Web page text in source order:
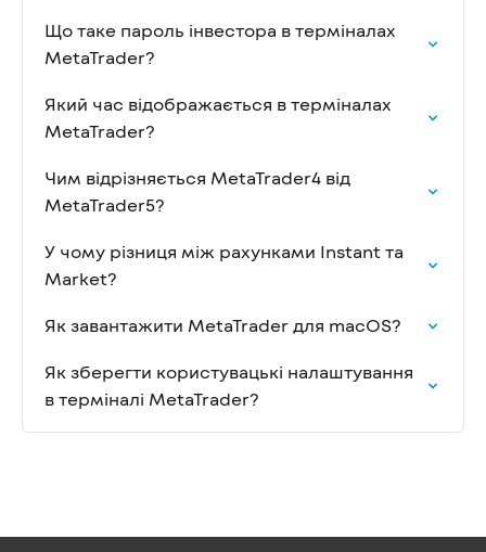
Що таке пароль інвестора в терміналах
MetaTrader?
Який час відображається в терміналах
MetaTrader?
Чим відрізняється MetaTrader4 від
MetaTrader5?
У чому різниця між рахунками Instant та
Market?
Як завантажити MetaTrader для macOS?
Як зберегти користувацькі налаштування
в терміналі MetaTrader?